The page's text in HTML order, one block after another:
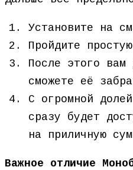
Установите на
Пройдите
После этого вам
сможете её
С огромной
сразу будет
на приличную
Важное отличие